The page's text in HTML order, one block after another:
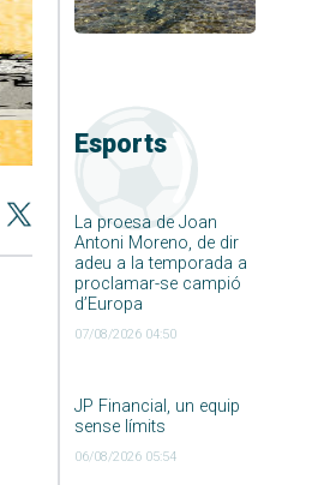
Esports
La proesa de Joan
Antoni Moreno, de dir
adeu a la temporada a
proclamar-se campió
d’Europa
07/08/2026 04:50
JP Financial, un equip
sense límits
06/08/2026 05:54